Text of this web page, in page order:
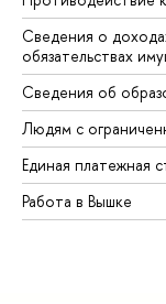
Сведения о
обязательствах
Сведения об
Людям с
Единая платежная
Работа в Вышке